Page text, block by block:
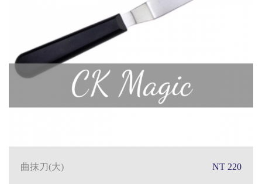
曲抹刀(大) NT 220